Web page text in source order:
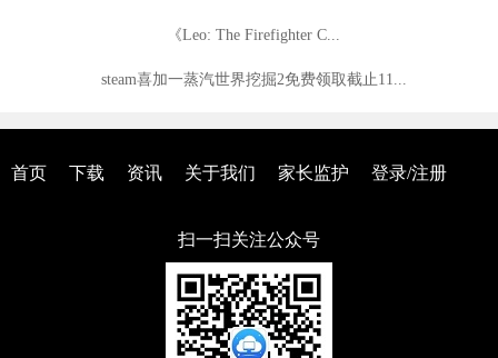
《Leo: The Firefighter C...
steam喜加一蒸汽世界挖掘2免费领取截止11...
首页 下载 资讯 关于我们 家长监护 登录/注册
扫一扫关注公众号